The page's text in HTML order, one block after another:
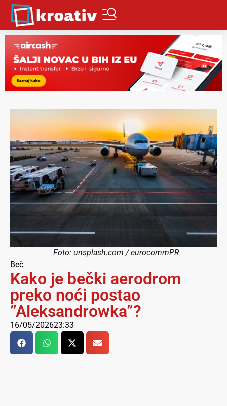
Foto: unsplash.com / eurocommPR
Beč
Kako je bečki aerodrom
preko noći postao
”Aleksandrowka”?
16/05/202623:33